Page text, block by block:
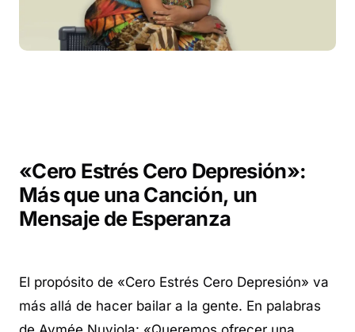
«Cero Estrés Cero Depresión»:
Más que una Canción, un
Mensaje de Esperanza
El propósito de «Cero Estrés Cero Depresión» va
más allá de hacer bailar a la gente. En palabras